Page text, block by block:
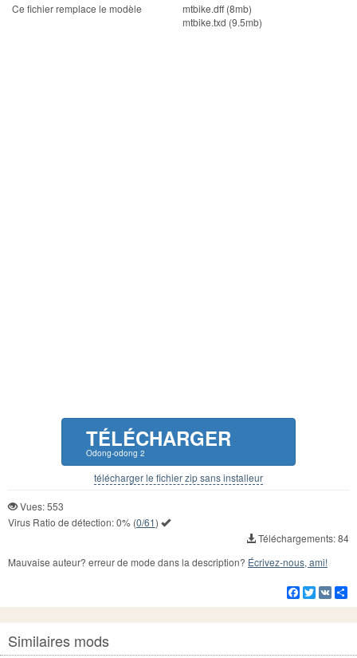
Ce fichier remplace le modèle
mtbike.dff (8mb)
mtbike.txd (9.5mb)
TÉLÉCHARGER
Odong-odong 2
télécharger le fichier zip sans installeur
Vues: 553
Virus Ratio de détection:0% (0/61)
Téléchargements: 84
Mauvaise auteur? erreur de mode dans la description? Écrivez-nous, ami!
Facebook
Twitter
VK
Similaires mods